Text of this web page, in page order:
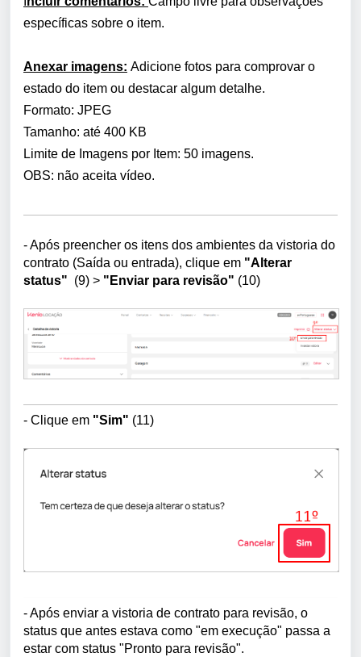
específicas sobre o item.
Anexar imagens: Adicione fotos para comprovar o
estado do item ou destacar algum detalhe.
Formato: JPEG
Tamanho: até 400 KB
Limite de Imagens por Item: 50 imagens.
OBS: não aceita vídeo.
- Após preencher os itens dos ambientes da vistoria do
contrato (Saída ou entrada), clique em "Alterar
status" (9) > "Enviar para revisão" (10)
- Clique em "Sim" (11)
- Após enviar a vistoria de contrato para revisão, o
status que antes estava como "em execução" passa a
estar com status "Pronto para revisão".